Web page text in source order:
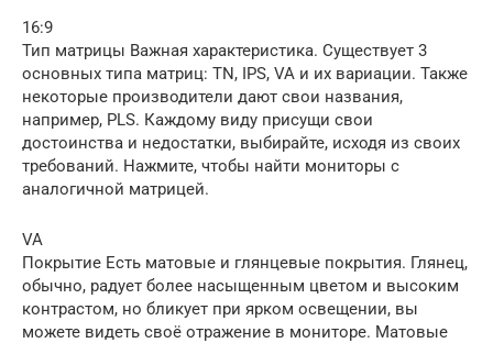
16:9
Тип матрицы Важная характеристика. Существует 3
основных типа матриц: TN, IPS, VA и их вариации. Также
некоторые производители дают свои названия,
например, PLS. Каждому виду присущи свои
достоинства и недостатки, выбирайте, исходя из своих
требований. Нажмите, чтобы найти мониторы с
аналогичной матрицей.
VA
Покрытие Есть матовые и глянцевые покрытия. Глянец,
обычно, радует более насыщенным цветом и высоким
контрастом, но бликует при ярком освещении, вы
можете видеть своё отражение в мониторе. Матовые